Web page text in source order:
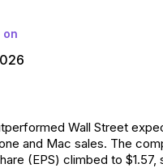
on
Wall Street
and Mac sales. The
(EPS) climbed to